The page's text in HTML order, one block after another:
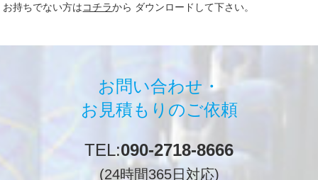
お持ちでない方はコチラから ダウンロードして下さい。
お問い合わせ・
お見積もりのご依頼
TEL:090-2718-8666
(24時間365日対応)